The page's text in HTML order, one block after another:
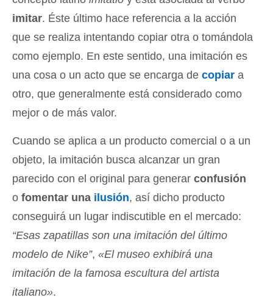
imitar. Éste último hace referencia a la acción
que se realiza intentando copiar otra o tomándola
como ejemplo. En este sentido, una imitación es
una cosa o un acto que se encarga de copiar a
otro, que generalmente está considerado como
mejor o de más valor.
Cuando se aplica a un producto comercial o a un
objeto, la imitación busca alcanzar un gran
parecido con el original para generar confusión
o fomentar una ilusión, así dicho producto
conseguirá un lugar indiscutible en el mercado:
“Esas zapatillas son una imitación del último
modelo de Nike”, «El museo exhibirá una
imitación de la famosa escultura del artista
italiano».